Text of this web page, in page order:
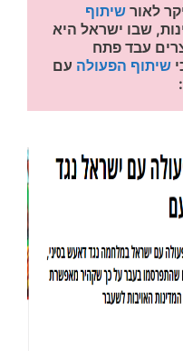
לאור
שיתוף הפעולה